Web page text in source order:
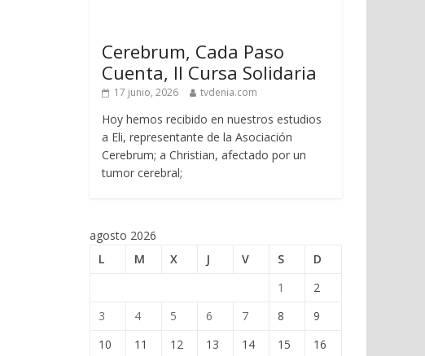
Cerebrum, Cada Paso
Cuenta, II Cursa Solidaria
17 junio, 2026 tvdenia.com
Hoy hemos recibido en nuestros estudios
a Eli, representante de la Asociación
Cerebrum; a Christian, afectado por un
tumor cerebral;
agosto 2026
L
M X J V S
D
1
2
3
4 5 6 7 8
9
10
11 12 13 14 15
16